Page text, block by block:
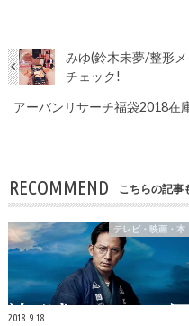
みゆ(鈴木未夢/整形
チェック!
アーバンリサーチ福袋2018在
RECOMMEND こちらの記事
テレビ・映画・本
2018.9.18